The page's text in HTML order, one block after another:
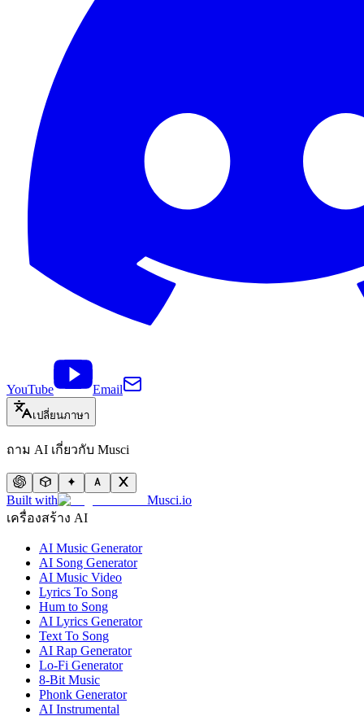
YouTube Email
เปลี่ยนภาษา
ถาม AI เกี่ยวกับ Musci
Built with
Musci.io
เครื่องสร้าง AI
AI Music Generator
AI Song Generator
AI Music Video
Lyrics To Song
Hum to Song
AI Lyrics Generator
Text To Song
AI Rap Generator
Lo-Fi Generator
8-Bit Music
Phonk Generator
AI Instrumental